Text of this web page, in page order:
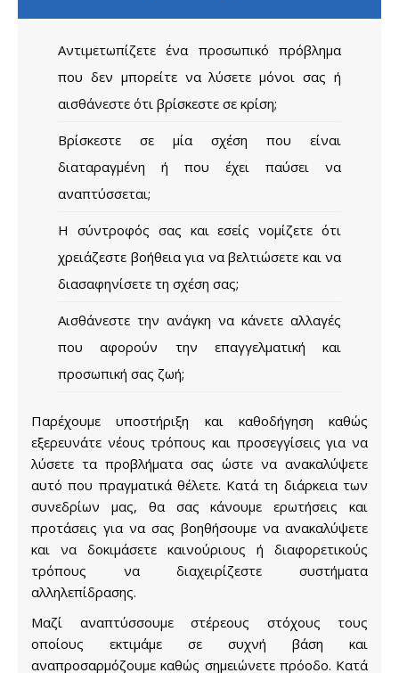
Αντιμετωπίζετε ένα προσωπικό πρόβλημα
που δεν μπορείτε να λύσετε μόνοι σας ή
αισθάνεστε ότι βρίσκεστε σε κρίση;
Βρίσκεστε σε μία σχέση που είναι
διαταραγμένη ή που έχει παύσει να
αναπτύσσεται;
Η σύντροφός σας και εσείς νομίζετε ότι
χρειάζεστε βοήθεια για να βελτιώσετε και να
διασαφηνίσετε τη σχέση σας;
Αισθάνεστε την ανάγκη να κάνετε αλλαγές
που αφορούν την επαγγελματική και
προσωπική σας ζωή;
Παρέχουμε υποστήριξη και καθοδήγηση καθώς
εξερευνάτε νέους τρόπους και προσεγγίσεις για να
λύσετε τα προβλήματα σας ώστε να ανακαλύψετε
αυτό που πραγματικά θέλετε. Κατά τη διάρκεια των
συνεδρίων μας, θα σας κάνουμε ερωτήσεις και
προτάσεις για να σας βοηθήσουμε να ανακαλύψετε
και να δοκιμάσετε καινούριους ή διαφορετικούς
τρόπους να διαχειρίζεστε συστήματα
αλληλεπίδρασης.
Μαζί αναπτύσσουμε στέρεους στόχους τους
οποίους εκτιμάμε σε συχνή βάση και
αναπροσαρμόζουμε καθώς σημειώνετε πρόοδο. Κατά